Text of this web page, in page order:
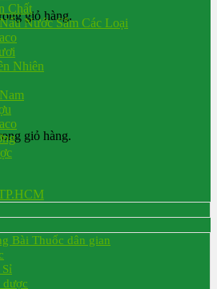
giỏ hàng.
giỏ hàng.
Chất
Nước Sâm Các Loại
Nhiên
Bài Thuốc dân gian
dược